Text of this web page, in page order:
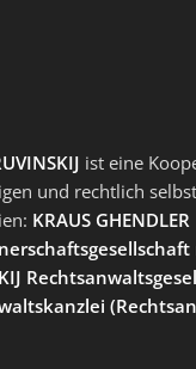
ist eine
und rechtlich
KRAUS GHENDLER